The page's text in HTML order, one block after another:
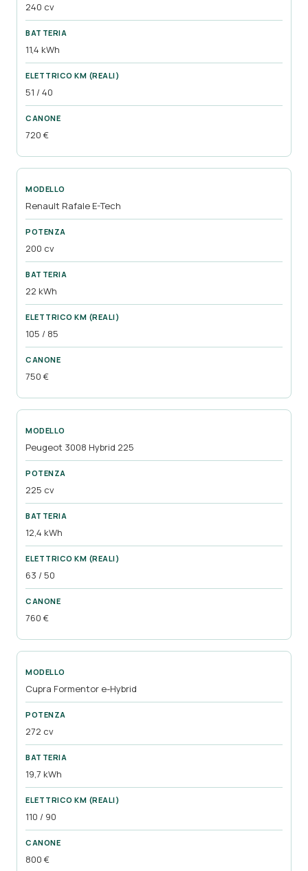
240 cv
11,4 kWh
51 / 40
720 €
Renault Rafale E-Tech
200 cv
22 kWh
105 / 85
750 €
Peugeot 3008 Hybrid 225
225 cv
12,4 kWh
63 / 50
760 €
Cupra Formentor e-Hybrid
272 cv
19,7 kWh
110 / 90
800 €